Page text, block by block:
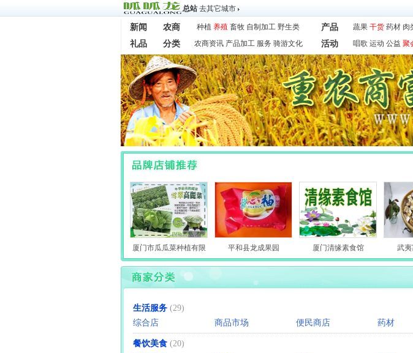
总站 去其它城市
新闻 农商 种植 养殖 畜牧 自制加工 野生类 产品 蔬果 干货 药材 肉
礼品
分类 农商资讯 产品加工 服务 骑游文化 活动 唱歌 运动 公益 聚
厦门市瓜瓜菜种植有限 平和县龙成果园 厦门清缘素食馆 武
生活服务 (29)
综合店
商品市场 便民商店 药材
餐饮美食 (20)